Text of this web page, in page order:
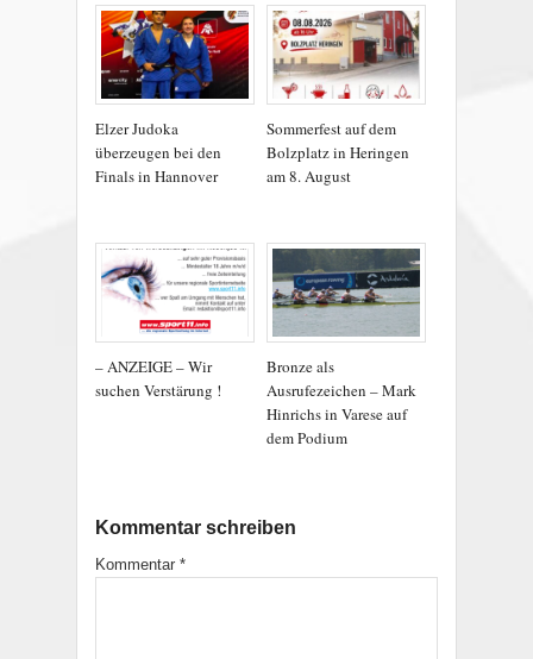
Elzer Judoka
überzeugen bei den
Finals in Hannover
Sommerfest auf dem
Bolzplatz in Heringen
am 8. August
– ANZEIGE – Wir
suchen Verstärung !
Bronze als
Ausrufezeichen – Mark
Hinrichs in Varese auf
dem Podium
Kommentar schreiben
Kommentar *